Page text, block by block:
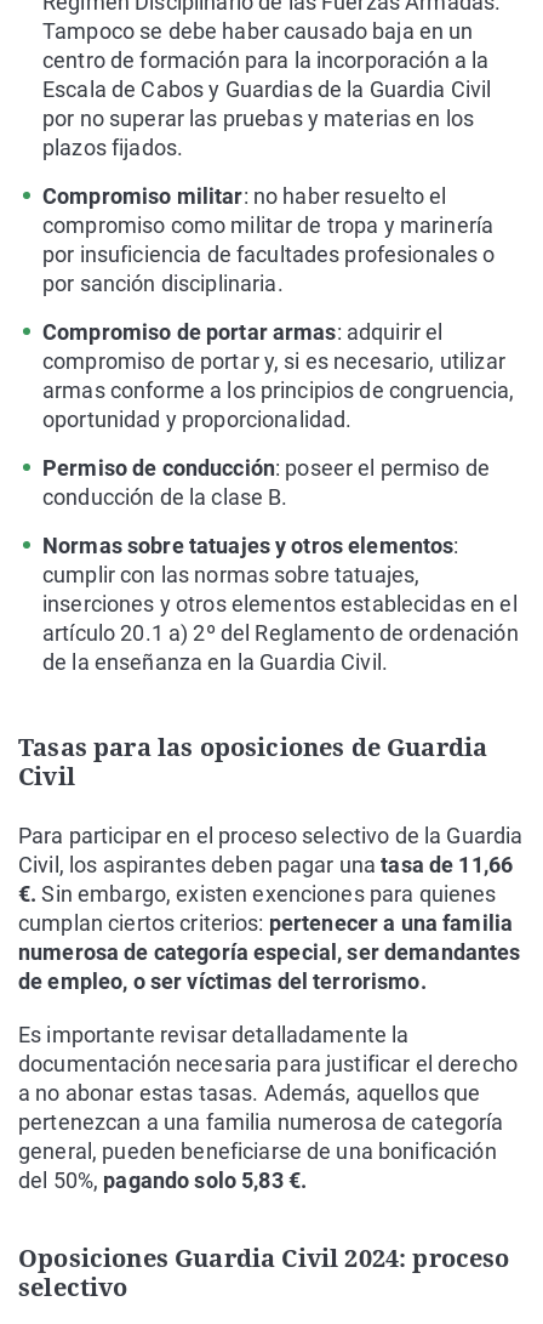
Tampoco se debe haber causado baja en un
centro de formación para la incorporación a la
Escala de Cabos y Guardias de la Guardia Civil
por no superar las pruebas y materias en los
plazos fijados.
Compromiso militar: no haber resuelto el
compromiso como militar de tropa y marinería
por insuficiencia de facultades profesionales o
por sanción disciplinaria.
Compromiso de portar armas: adquirir el
compromiso de portar y, si es necesario, utilizar
armas conforme a los principios de congruencia,
oportunidad y proporcionalidad.
Permiso de conducción: poseer el permiso de
conducción de la clase B.
Normas sobre tatuajes y otros elementos:
cumplir con las normas sobre tatuajes,
inserciones y otros elementos establecidas en el
artículo 20.1 a) 2º del Reglamento de ordenación
de la enseñanza en la Guardia Civil.
Tasas para las oposiciones de Guardia
Civil
Para participar en el proceso selectivo de la Guardia
Civil, los aspirantes deben pagar unatasa de 11,66
€.Sin embargo, existen exenciones para quienes
cumplan ciertos criterios: pertenecer a una familia
numerosa de categoría especial, ser demandantes
de empleo, o ser víctimas del terrorismo.
Es importante revisar detalladamente la
documentación necesaria para justificar el derecho
a no abonar estas tasas. Además, aquellos que
pertenezcan a una familia numerosa de categoría
general, pueden beneficiarse de una bonificación
del 50%, pagando solo 5,83 €.
Oposiciones Guardia Civil 2024: proceso
selectivo